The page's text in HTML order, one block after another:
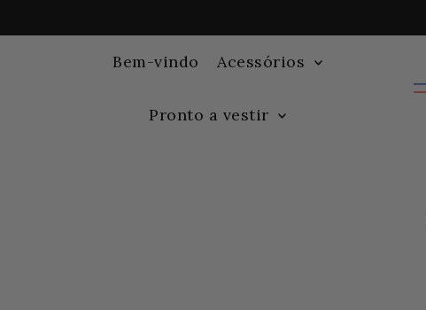
Bem-vindo Acessórios
Pronto a vestir